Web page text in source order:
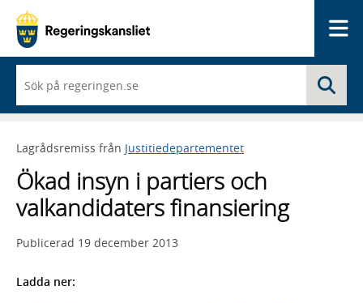
du
börjar
skriva
framträder
lista
med
sökförslag
Lagrådsremiss från Justitiedepartementet
Ökad insyn i partiers och
valkandidaters finansiering
Publicerad 19 december 2013
Ladda ner: